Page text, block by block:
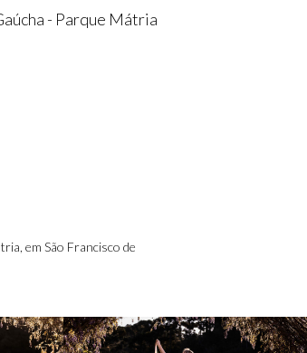
- Parque Mátria
em São Francisco de